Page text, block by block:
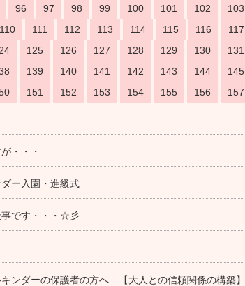
96 97 98 99 100 101 102
103
110 111 112 113 114 115 116
117
125 126 127 128 129 130
131
139 140 141 142 143 144
145
151 152 153 154 155 156 157
・・・
ー入園・進級式
事です・・・☆彡
ンダーの保護者の方へ…【大人との信頼関係の構築】